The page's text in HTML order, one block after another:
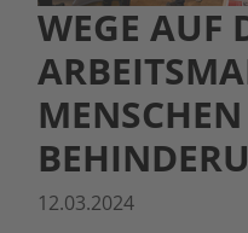
WEGE AUF
12.03.2024